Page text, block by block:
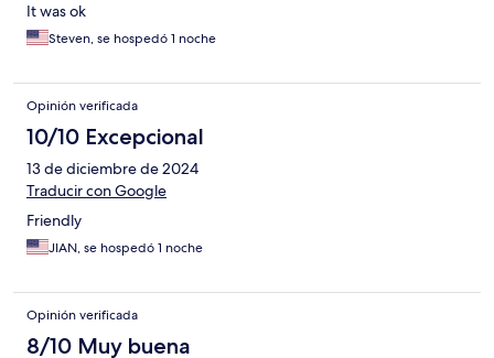
It was ok
Steven, se hospedó 1 noche
Opinión verificada
10/10 Excepcional
13 de diciembre de 2024
Traducir con Google
Friendly
JIAN, se hospedó 1 noche
Opinión verificada
8/10 Muy buena